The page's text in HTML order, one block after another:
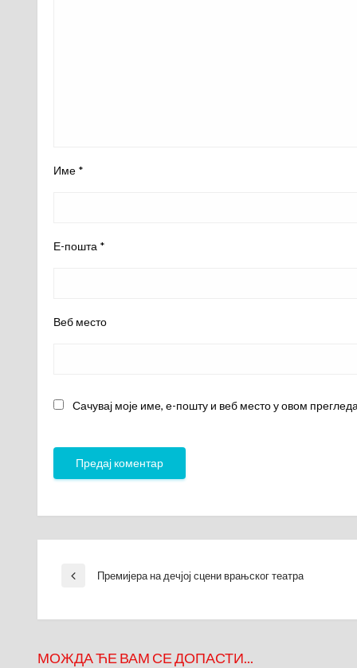
Име *
Е-пошта *
Веб место
Сачувај моје име, е-пошту и веб место у овом
Кретање
чланка
Previous
Премијера на дечјој сцени врањског театра
МОЖДА ЋЕ ВАМ СЕ ДОПАСТИ...